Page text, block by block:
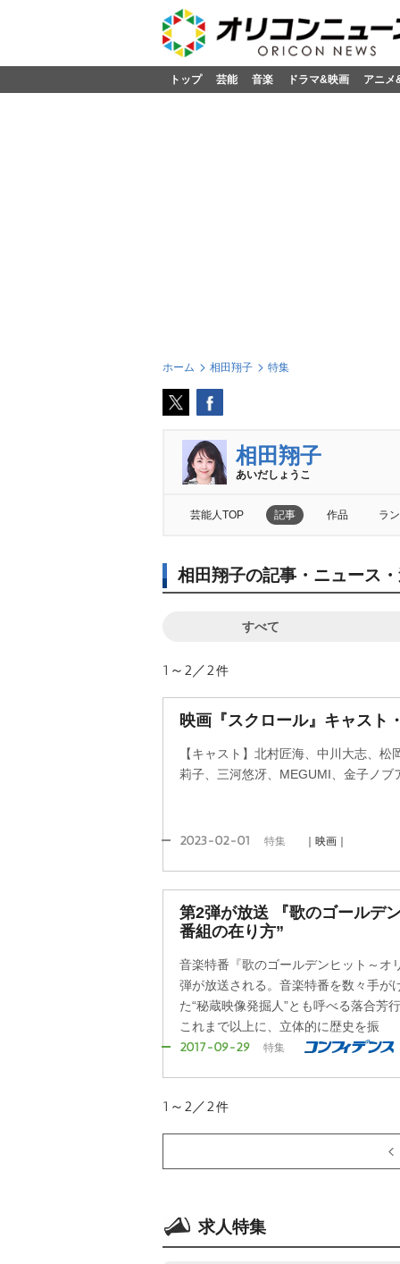
トップ 芸能 音楽 ドラマ&映画 アニメ
ホーム 相田翔子 特集
相田翔子
あいだしょうこ
芸能人TOP 記事 作品 ラ
相田翔子の記事・ニュース
すべて
1～2／2件
映画『スクロール』キャスト
【キャスト】北村匠海、中川大志、
莉子、三河悠冴、MEGUMI、金子ノブ
2023-02-01 特集 ｜映画｜
第2弾が放送 『歌のゴールデ
番組の在り方”
音楽特番『歌のゴールデンヒット～オ
弾が放送される。音楽特番を数々手が
た“秘蔵映像発掘人”とも呼べる落合芳
これまで以上に、立体的に歴史を振
2017-09-29 特集
1～2／2件
求人特集